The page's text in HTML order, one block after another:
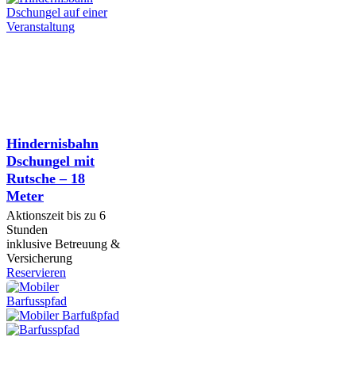
Hindernisbahn
Dschungel mit
Rutsche – 18
Meter
Aktionszeit bis zu 6
Stunden
inklusive Betreuung &
Versicherung
Reservieren